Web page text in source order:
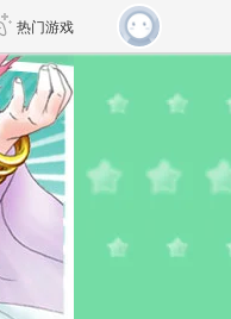
热门游戏
传奇4
新天龙八部